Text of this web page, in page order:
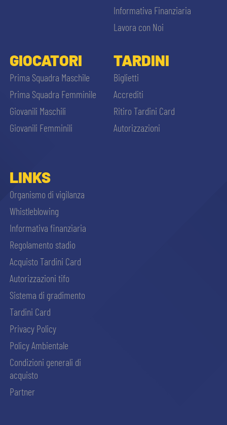
Informativa Finanziaria
Lavora con Noi
GIOCATORI
Prima Squadra Maschile
Prima Squadra Femminile
Giovanili Maschili
Giovanili Femminili
TARDINI
Biglietti
Accrediti
Ritiro Tardini Card
Autorizzazioni
LINKS
Organismo di vigilanza
Whistleblowing
Informativa finanziaria
Regolamento stadio
Acquisto Tardini Card
Autorizzazioni tifo
Sistema di gradimento
Tardini Card
Privacy Policy
Policy Ambientale
Condizioni generali di
acquisto
Partner